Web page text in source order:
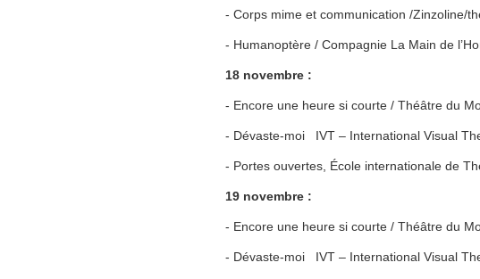
- Corps mime et communication /Zinzoline/
- Humanoptère / Compagnie La Main de
18 novembre :
- Encore une heure si courte / Théâtre du
- Dévaste-moi IVT – International Visual
- Portes ouvertes, École internationale de
19 novembre :
- Encore une heure si courte / Théâtre du
- Dévaste-moi IVT – International Visual